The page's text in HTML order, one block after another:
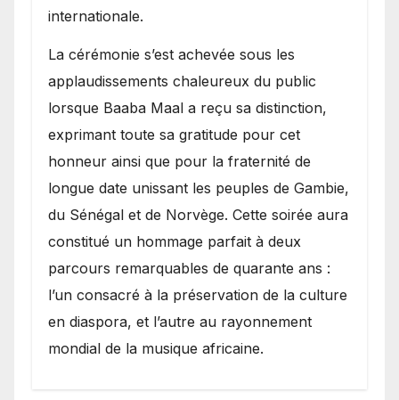
internationale.
​La cérémonie s’est achevée sous les
applaudissements chaleureux du public
lorsque Baaba Maal a reçu sa distinction,
exprimant toute sa gratitude pour cet
honneur ainsi que pour la fraternité de
longue date unissant les peuples de Gambie,
du Sénégal et de Norvège. Cette soirée aura
constitué un hommage parfait à deux
parcours remarquables de quarante ans :
l’un consacré à la préservation de la culture
en diaspora, et l’autre au rayonnement
mondial de la musique africaine.